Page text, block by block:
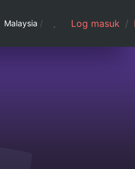
Malaysia / Log masuk /